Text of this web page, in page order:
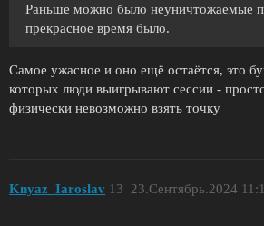
Раньше можно было неуничтожаемые
прекрасное время было.
Самое ужасное и оно ещё остаётся, это
которых люди выигрывают сессии -
физически невозможно взять точку
Knyaz_Iaroslav 23.Сентябрь.2024
13